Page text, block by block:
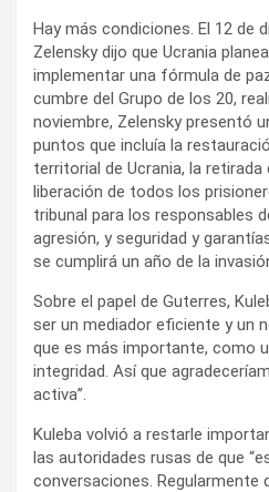
Hay más condiciones. El 12 de
Zelensky dijo que Ucrania
implementar una fórmula de
cumbre del Grupo de los 20,
noviembre, Zelensky presentó
puntos que incluía la
territorial de Ucrania, la
liberación de todos los
tribunal para los responsables
agresión, y seguridad y
se cumplirá un año de la
Sobre el papel de Guterres,
ser un mediador eficiente y un
que es más importante, como
integridad. Así que
activa”.
Kuleba volvió a restarle
las autoridades rusas de que
conversaciones. Regularmente